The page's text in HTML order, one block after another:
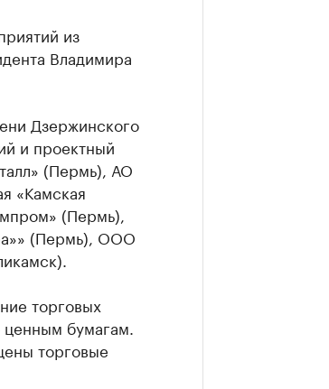
из
Владимира
Дзержинского
и проектный
(Пермь), АО
«Камская
(Пермь),
(Пермь), ООО
торговых
бумагам.
торговые